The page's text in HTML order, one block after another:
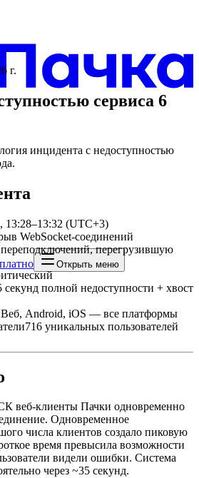
Открыть меню
г.
сервиса 6
инцидента с недоступностью
13:28–13:32 (UTC+3)
WebSocket-соединений
перегрузившую
секунд полной недоступности + хвост
Веб, Android, iOS — все платформы
716 уникальных пользователей
веб-клиенты Пачки одновременно
Одновременное
числа клиентов создало пиковую
время превысила возможности
видели ошибки. Система
через ~35 секунд.